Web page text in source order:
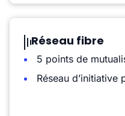
Réseau fibre
5 points de
Réseau d’initiative